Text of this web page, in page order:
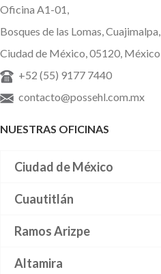
Oficina A1-01,
Bosques de las Lomas, Cuajimalpa,
Ciudad de México, 05120, México
+52 (55) 9177 7440
contacto@possehl.com.mx
NUESTRAS OFICINAS
Ciudad de México
Cuautitlán
Ramos Arizpe
Altamira